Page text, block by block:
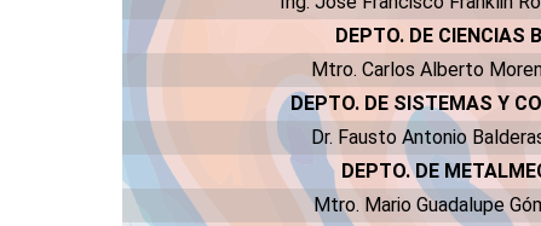
DEPTO. DE CIENCIAS
Mtro. Carlos Alberto
DEPTO. DE SISTEMAS Y
Dr. Fausto Antonio
DEPTO. DE
Mtro. Mario Guadalupe